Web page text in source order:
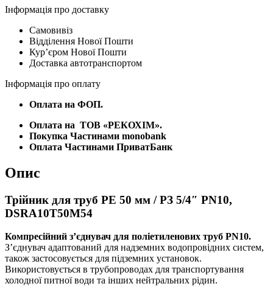
Інформація про доставку
Самовивіз
Відділення Нової Пошти
Курʼєром Нової Пошти
Доставка автотранспортом
Інформація про оплату
Оплата на ФОП.
Оплата на ТОВ «РЕКОХІМ».
Покупка Частинами monobank
Оплата Частинами ПриватБанк
Опис
Трійник для труб PE 50 мм / РЗ 5/4″ PN10,
DSRA10T50M54
Компресійний з’єднувач для поліетиленових труб PN10.
З’єднувач адаптований для надземних водопровідних систем,
також застосовується для підземних установок.
Використовується в трубопроводах для транспортування
холодної питної води та інших нейтральних рідин.